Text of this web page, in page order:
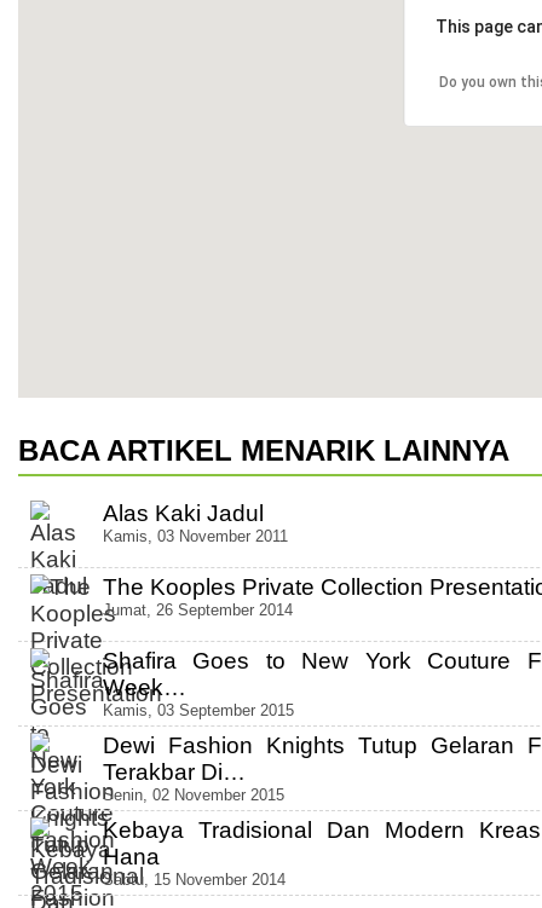
This page
Do you own
BACA ARTIKEL MENARIK LAINNYA
Alas Kaki Jadul
Kamis, 03 November 2011
The Kooples Private Collection
Jumat, 26 September 2014
Shafira Goes to New York Couture
Week…
Kamis, 03 September 2015
Dewi Fashion Knights Tutup Gelaran
Terakbar Di…
Senin, 02 November 2015
Kebaya Tradisional Dan Modern
Hana
Sabtu, 15 November 2014